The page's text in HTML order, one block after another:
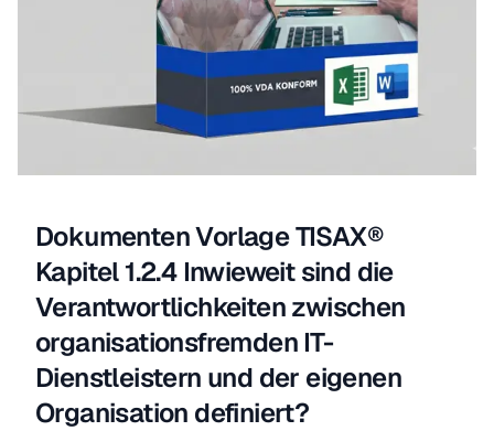
Dokumenten Vorlage TISAX®
Kapitel 1.2.4 Inwieweit sind die
Verantwortlichkeiten zwischen
organisationsfremden IT-
Dienstleistern und der eigenen
Organisation definiert?